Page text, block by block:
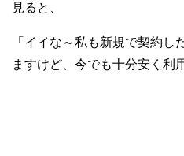
見ると、
「イイな～私も新規で契約し
ますけど、今でも十分安く利